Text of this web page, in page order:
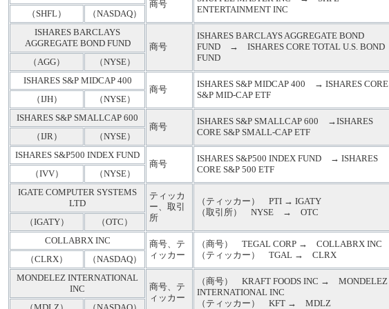
商号
ENTERTAINMENT INC
（SHFL）
（NASDAQ）
ISHARES BARCLAYS
AGGREGATE BOND FUND
商号
ISHARES BARCLAYS AGGREGATE BOND
FUND → ISHARES CORE TOTAL U.S. BOND
FUND
（AGG）
（NYSE）
ISHARES S&P MIDCAP 400
商号
ISHARES S&P MIDCAP 400 → ISHARES CORE
S&P MID-CAP ETF
（IJH）
（NYSE）
ISHARES S&P SMALLCAP 600
商号
ISHARES S&P SMALLCAP 600 →ISHARES
CORE S&P SMALL-CAP ETF
（IJR）
（NYSE）
ISHARES S&P500 INDEX FUND
商号
ISHARES S&P500 INDEX FUND → ISHARES
CORE S&P 500 ETF
（IVV）
（NYSE）
IGATE COMPUTER SYSTEMS
LTD
ティッカ
ー、取引
所
（ティッカー） PTI → IGATY
（取引所） NYSE → OTC
（IGATY）
（OTC）
COLLABRX INC
商号、テ
ィッカー
（商号） TEGAL CORP → COLLABRX INC
（ティッカー） TGAL → CLRX
（CLRX）
（NASDAQ）
MONDELEZ INTERNATIONAL
INC
商号、テ
ィッカー
（商号） KRAFT FOODS INC → MONDELEZ
INTERNATIONAL INC
（ティッカー） KFT → MDLZ